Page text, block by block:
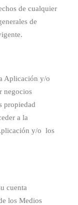
de cualquier
de
Aplicación y/o
negocios
propiedad
a la
y/o los
cuenta
los Medios